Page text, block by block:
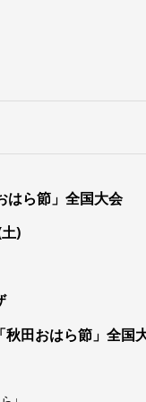
ら節」全国大会
)
田おはら節」全国